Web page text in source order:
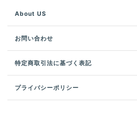
About US
お問い合わせ
特定商取引法に基づく表記
プライバシーポリシー